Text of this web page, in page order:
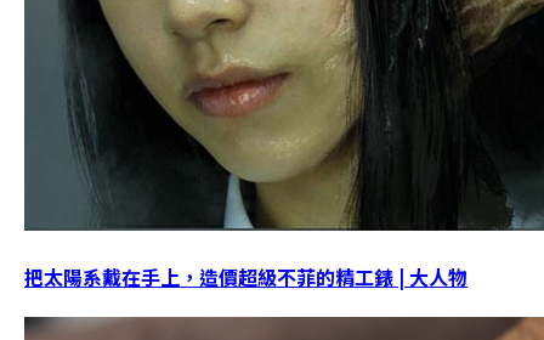
把太陽系戴在手上，造價超級不菲的精工錶 | 大人物